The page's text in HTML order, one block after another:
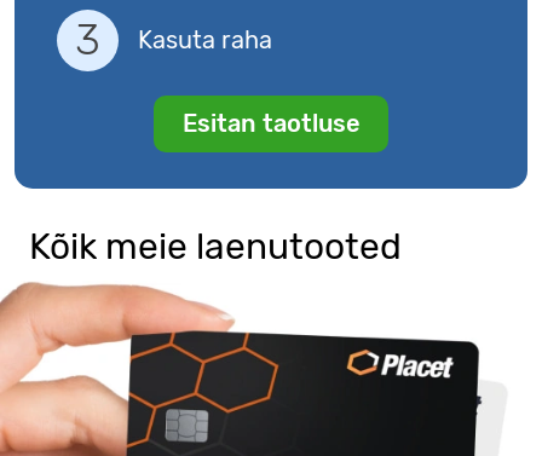
Kasuta raha
Esitan taotluse
Kõik meie laenutooted